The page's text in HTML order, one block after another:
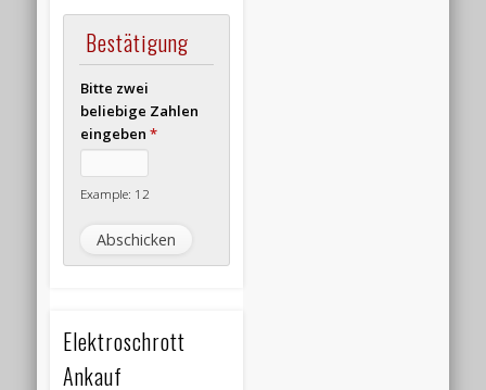
Bestätigung
Bitte zwei
beliebige Zahlen
eingeben*
Example: 12
Elektroschrott
Ankauf